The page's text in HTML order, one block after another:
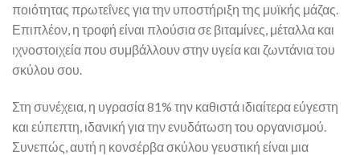
ποιότητας πρωτεΐνες για την υποστήριξη της μυϊκής μάζας.
Επιπλέον, η τροφή είναι πλούσια σε βιταμίνες, μέταλλα και
ιχνοστοιχεία που συμβάλλουν στην υγεία και ζωντάνια του
σκύλου σου.
Στη συνέχεια, η υγρασία 81% την καθιστά ιδιαίτερα εύγεστη
και εύπεπτη, ιδανική για την ενυδάτωση του οργανισμού.
Συνεπώς, αυτή η κονσέρβα σκύλου γευστική είναι μια